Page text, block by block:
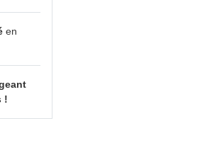
en
!